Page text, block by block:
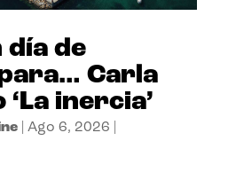
día de
Carla
inercia’
| Ago 6, 2026